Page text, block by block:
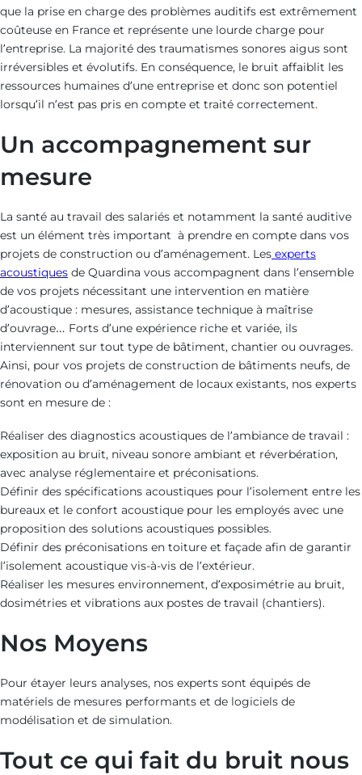
que la prise en charge des problèmes auditifs est extrêmement
coûteuse en France et représente une lourde charge pour
l’entreprise. La majorité des traumatismes sonores aigus sont
irréversibles et évolutifs. En conséquence, le bruit affaiblit les
ressources humaines d’une entreprise et donc son potentiel
lorsqu’il n’est pas pris en compte et traité correctement.
Un accompagnement sur
mesure
La santé au travail des salariés et notamment la santé auditive
est un élément très important à prendre en compte dans vos
projets de construction ou d’aménagement. Les experts
acoustiques de Quardina vous accompagnent dans l’ensemble
de vos projets nécessitant une intervention en matière
d’acoustique : mesures, assistance technique à maîtrise
d’ouvrage… Forts d’une expérience riche et variée, ils
interviennent sur tout type de bâtiment, chantier ou ouvrages.
Ainsi, pour vos projets de construction de bâtiments neufs, de
rénovation ou d’aménagement de locaux existants, nos experts
sont en mesure de :
Réaliser des diagnostics acoustiques de l’ambiance de travail :
exposition au bruit, niveau sonore ambiant et réverbération,
avec analyse réglementaire et préconisations.
Définir des spécifications acoustiques pour l’isolement entre les
bureaux et le confort acoustique pour les employés avec une
proposition des solutions acoustiques possibles.
Définir des préconisations en toiture et façade afin de garantir
l’isolement acoustique vis-à-vis de l’extérieur.
Réaliser les mesures environnement, d’exposimétrie au bruit,
dosimétries et vibrations aux postes de travail (chantiers).
Nos Moyens
Pour étayer leurs analyses, nos experts sont équipés de
matériels de mesures performants et de logiciels de
modélisation et de simulation.
Tout ce qui fait du bruit nous